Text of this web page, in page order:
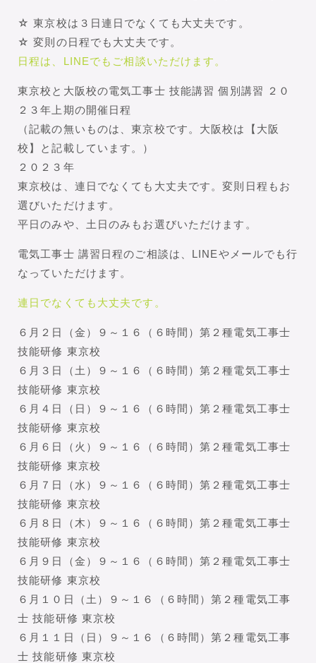
☆ 東京校は３日連日でなくても大丈夫です。
☆ 変則の日程でも大丈夫です。
日程は、LINEでもご相談いただけます。
東京校と大阪校の電気工事士 技能講習 個別講習 ２０
２３年上期の開催日程
（記載の無いものは、東京校です。大阪校は【大阪
校】と記載しています。）
２０２３年
東京校は、連日でなくても大丈夫です。変則日程もお
選びいただけます。
平日のみや、土日のみもお選びいただけます。
電気工事士 講習日程のご相談は、LINEやメールでも行
なっていただけます。
連日でなくても大丈夫です。
６月２日（金）９～１６（６時間）第２種電気工事士
技能研修 東京校
６月３日（土）９～１６（６時間）第２種電気工事士
技能研修 東京校
６月４日（日）９～１６（６時間）第２種電気工事士
技能研修 東京校
６月６日（火）９～１６（６時間）第２種電気工事士
技能研修 東京校
６月７日（水）９～１６（６時間）第２種電気工事士
技能研修 東京校
６月８日（木）９～１６（６時間）第２種電気工事士
技能研修 東京校
６月９日（金）９～１６（６時間）第２種電気工事士
技能研修 東京校
６月１０日（土）９～１６（６時間）第２種電気工事
士 技能研修 東京校
６月１１日（日）９～１６（６時間）第２種電気工事
士 技能研修 東京校